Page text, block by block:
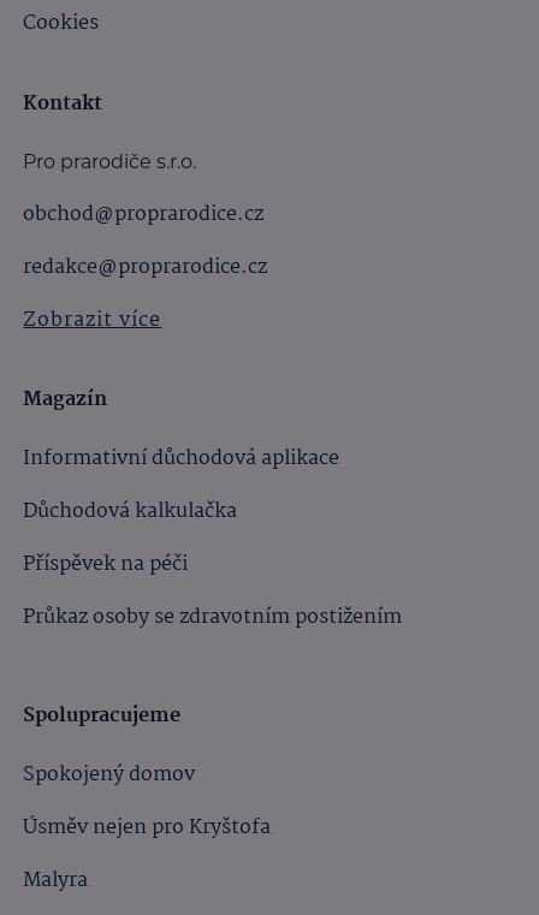
Cookies
Kontakt
Pro prarodiče s.r.o.
obchod@proprarodice.cz
redakce@proprarodice.cz
Zobrazit více
Magazín
Informativní důchodová aplikace
Důchodová kalkulačka
Příspěvek na péči
Průkaz osoby se zdravotním postižením
Spolupracujeme
Spokojený domov
Úsměv nejen pro Kryštofa
Malyra